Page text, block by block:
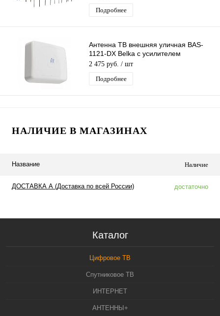
Подробнее
Антенна ТВ внешняя уличная BAS-
1121-DX Belka с усилителем
цифровая эфирная для DVB-T2 ТВ
наружная
2 475 руб. / шт
Подробнее
НАЛИЧИЕ В МАГАЗИНАХ
Название Наличие
ДОСТАВКА А (Доставка по всей России) достаточно
Каталог
Цифровое ТВ
Спутниковое ТВ
ИНТЕРНЕТ
АНТЕННЫ+